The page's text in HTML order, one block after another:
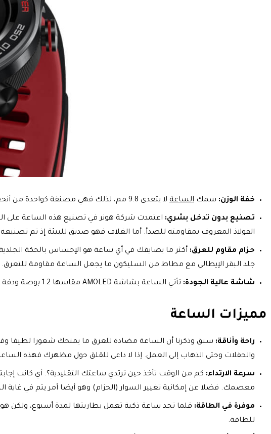
خفة الوزن: سمك الساعة لا يتعدى 9.8 مم، لذلك فهي مصنفة كواحدة من أنحف الساعات.
تصنيع بدون تدخل بشري: اعتمدت شركة هونر في تصنيع هذه الساعة على
الفولاذ المعروف بمقاومته للصدأ. أما الغلاف فهو صديق للبيئة إذ تم تصنيعه
حزام مقاوم للعرق: أكثر ما يضايقك في أي ساعة هو الإحساس بالحكة
جلد البقر الإيطالي مع مطاط من السليكون ما يجعل الساعة مقاومة للتعرق.
شاشة عالية الجودة: تأتي الساعة بشاشة AMOLED مقاسها 1.2 بوصة ودفة 390 * 390 بيكسل، ما يمنحك رؤية ممتعة.
مميزات الساعة
راحة وأناقة: سبق وذكرنا أن الساعة مضادة للعرق ما يمنحك شعورا لطيفا
والحفلات وحتى الذهاب إلى العمل. إذا لا داعي للقلق حول مظهرك فهذه
سرعة الارتداء: كم من الوقت تأخذ حين ترتدي ساعتك التقليدية؟. أي كانت
معصمك. فضلا عن إمكانية تغيير السوار (الحزام) وهو أيضا أمر يتم في غاية
موفرة في الطاقة: قلما تجد ساعة ذكية تعمل بطاريتها لمدة أسبوع، ولكن
للطاقة.